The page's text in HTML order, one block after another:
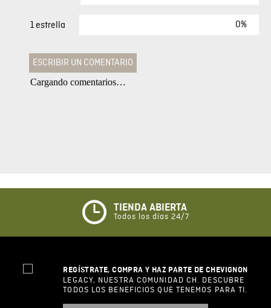
1 estrella 0%
ESCRIBIR UN COMENTARIO
Califique el producto de 1 a 5 estrellas
★☆ ☆
Su nombre
Correo electrónico
Cargando comentarios…
TIENDA ABIERTA
Todos los días 24/7
REGÍSTRATE, COMPRA Y HAZ PARTE DE CHEVIGNON
LEGACY, NUESTRA COMUNIDAD CH. DESCUBRE
TODOS LOS BENEFICIOS QUE TENEMOS PARA TI.